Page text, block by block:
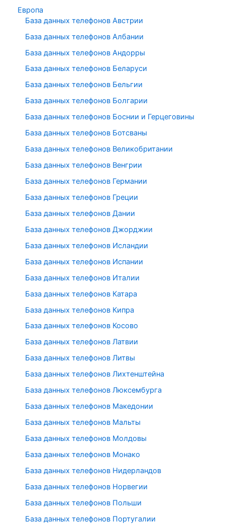
Европа
База данных телефонов Австрии
База данных телефонов Албании
База данных телефонов Андорры
База данных телефонов Беларуси
База данных телефонов Бельгии
База данных телефонов Болгарии
База данных телефонов Боснии и Герцеговины
База данных телефонов Ботсваны
База данных телефонов Великобритании
База данных телефонов Венгрии
База данных телефонов Германии
База данных телефонов Греции
База данных телефонов Дании
База данных телефонов Джорджии
База данных телефонов Исландии
База данных телефонов Испании
База данных телефонов Италии
База данных телефонов Катара
База данных телефонов Кипра
База данных телефонов Косово
База данных телефонов Латвии
База данных телефонов Литвы
База данных телефонов Лихтенштейна
База данных телефонов Люксембурга
База данных телефонов Македонии
База данных телефонов Мальты
База данных телефонов Молдовы
База данных телефонов Монако
База данных телефонов Нидерландов
База данных телефонов Норвегии
База данных телефонов Польши
База данных телефонов Португалии